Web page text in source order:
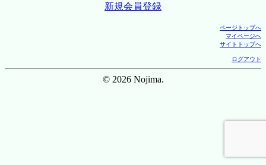
新規会員登録
ページトップへ
マイページへ
サイトトップへ
ログアウト
© 2026 Nojima.